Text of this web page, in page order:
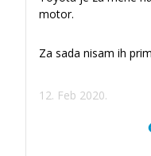
motor.
Za sada nisam ih
12. Feb 2020.